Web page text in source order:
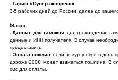
- Тариф «Супер-экспресс»
3-5 рабочих дней до России, далее до
❗️Важно
- Данные для таможни: для прохождения
данные и ИНН получателя. В случае
предоставить.
- Оплата пошлин: если по курсу евро в день
дороже 200€, может взиматься пошлина. В
смс для оплаты.
Доставка и оплата
Ответы на вопросы Отзывы
Подарочный
сертификат 🎁
Личный кабинет